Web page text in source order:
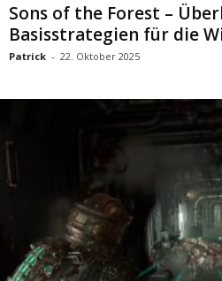
Sons of the Forest –
Basisstrategien für die
Patrick - 22. Oktober 2025